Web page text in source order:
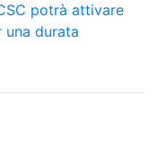
potrà attivare
durata